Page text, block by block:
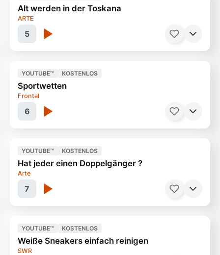
Oxycodon, Fentanyl & Co.
5
Alt werden in der Toskana
ARTE
Wenn Toskana-Auswanderer älter werden
6
YOUTUBE™ KOSTENLOS
Sportwetten
Frontal
Das schnelle Geld
7
YOUTUBE™ KOSTENLOS
Hat jeder einen Doppelgänger ?
Arte
Interessante Doku 90 Minuten
YOUTUBE™ KOSTENLOS
Weiße Sneakers einfach reinigen
SWR